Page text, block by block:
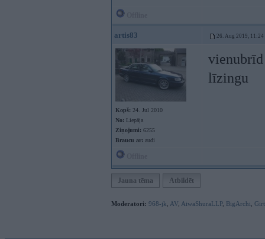
artis83 26. Aug 2019, 11:24
Kopš: 24. Jul 2010
No: Liepāja
Ziņojumi: 6255
Braucu ar: audi
līzingu
Jauna tēma Atbildēt
Moderatori: 968-jk AV AiwaShuraLLP, BigArchi